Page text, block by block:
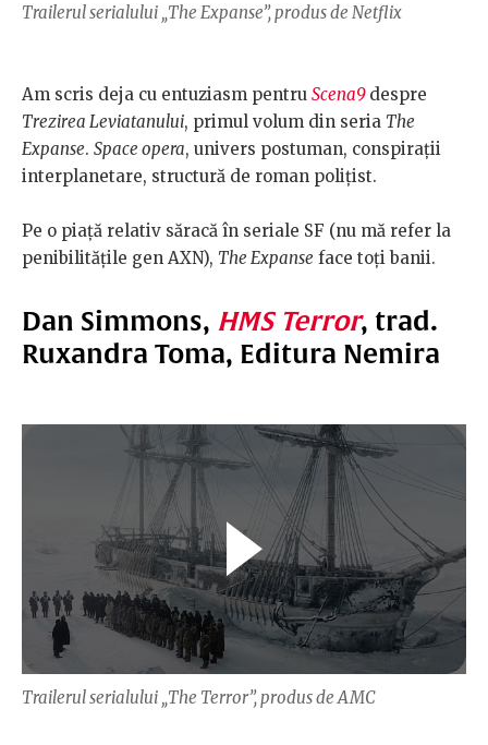
Trailerul serialului „The Expanse”, produs de Netflix
Am scris deja cu entuziasm pentru Scena9 despre
Trezirea Leviatanului, primul volum din seria The
Expanse. Space opera, univers postuman, conspirații
interplanetare, structură de roman polițist.
Pe o piață relativ săracă în seriale SF (nu mă refer la
penibilitățile gen AXN), The Expanse face toți banii.
Dan Simmons, HMS Terror, trad.
Ruxandra Toma, Editura Nemira
Trailerul serialului „The Terror”, produs de AMC